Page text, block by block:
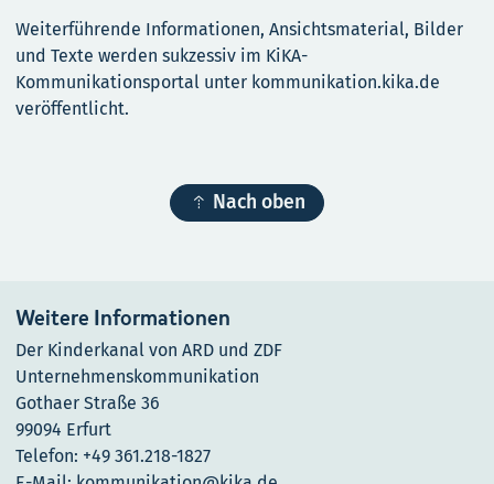
Weiterführende Informationen, Ansichtsmaterial, Bilder
und Texte werden sukzessiv im KiKA-
Kommunikationsportal unter kommunikation.kika.de
veröffentlicht.
 Nach oben
Weitere Informationen
Der Kinderkanal von ARD und ZDF
Unternehmenskommunikation
Gothaer Straße 36
99094 Erfurt
Telefon: +49 361.218-1827